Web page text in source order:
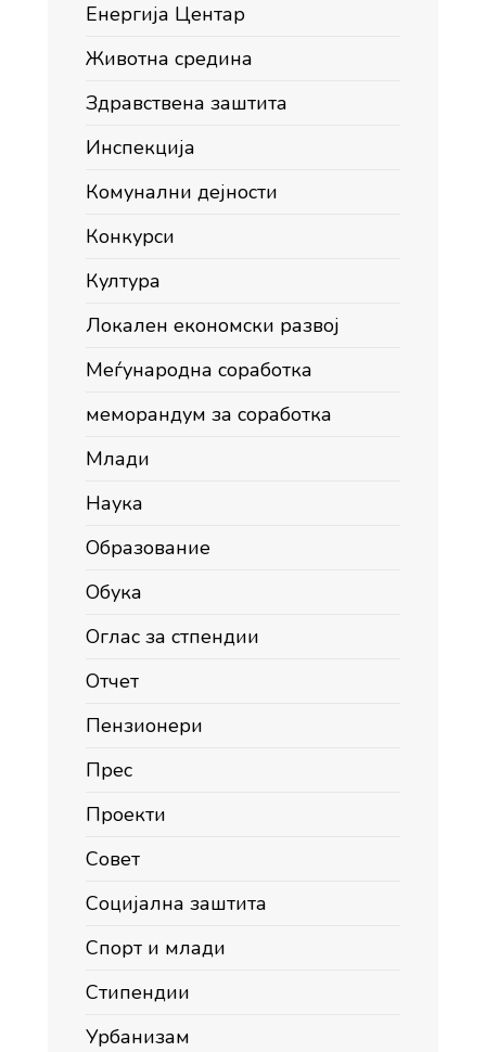
Енергија Центар
Животна средина
Здравствена заштита
Инспекција
Комунални дејности
Конкурси
Култура
Локален економски развој
Меѓународна соработка
меморандум за соработка
Млади
Наука
Образование
Обука
Оглас за стпендии
Отчет
Пензионери
Прес
Проекти
Совет
Социјална заштита
Спорт и млади
Стипендии
Урбанизам